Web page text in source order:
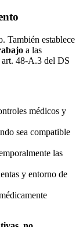
También establece
a las
art. 48-A.3 del DS
médicos y
sea compatible
las
y entorno de